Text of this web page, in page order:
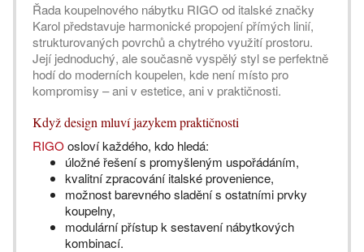
Řada koupelnového nábytku RIGO od italské značky
Karol představuje harmonické propojení přímých linií,
strukturovaných povrchů a chytrého využití prostoru.
Její jednoduchý, ale současně vyspělý styl se perfektně
hodí do moderních koupelen, kde není místo pro
kompromisy – ani v estetice, ani v praktičnosti.
Když design mluví jazykem praktičnosti
RIGOosloví každého, kdo hledá:
úložné řešení s promyšleným uspořádáním,
kvalitní zpracování italské provenience,
možnost barevného sladění s ostatními prvky
koupelny,
modulární přístup k sestavení nábytkových
kombinací.